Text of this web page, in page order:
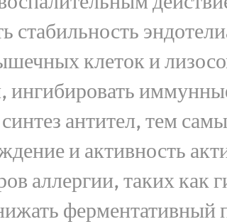
стабильность
клеток и
ингибировать
антител, тем
и активность
аллергии, таких как
ферментативный